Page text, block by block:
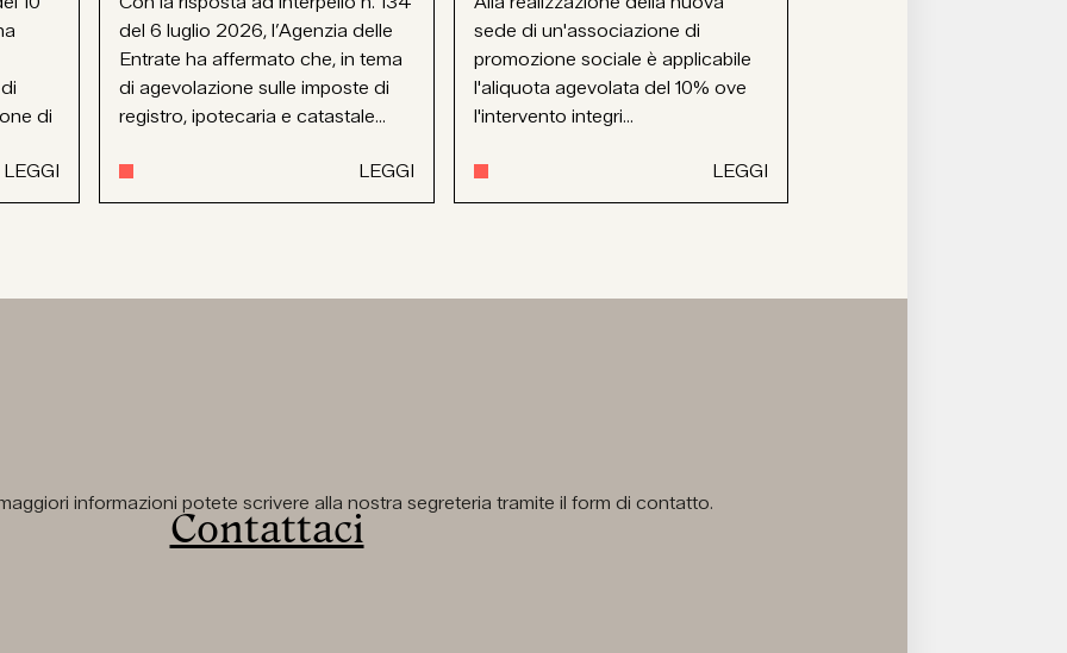
di
LEGGI
del 6 luglio 2026, l’Agenzia delle
Entrate ha affermato che, in tema
di agevolazione sulle imposte di
registro, ipotecaria e catastale...
LEGGI
sede di un'associazione di
promozione sociale è applicabile
l'aliquota agevolata del 10% ove
l'intervento integri...
LEGGI
informazioni potete scrivere alla nostra segreteria tramite il form di contatto.
Contattaci